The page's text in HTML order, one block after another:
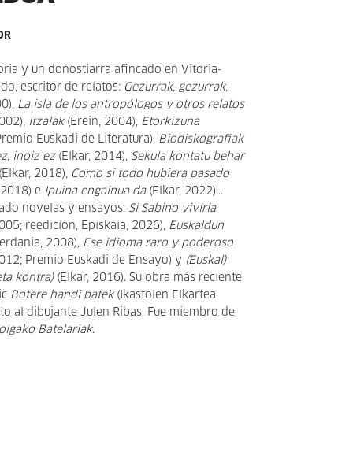
y un donostiarra afincado en Vitoria-
escritor de relatos: Gezurrak, gezurrak,
La isla de los antropólogos y otros relatos
Itzalak(Erein, 2004), Etorkizuna
Euskadi de Literatura), Biodiskografiak
inoiz ez(Elkar, 2014), Sekula kontatu behar
2018), Como si todo hubiera pasado
e Ipuina engainua da(Elkar, 2022)...
novelas y ensayos: Si Sabino viviría
reedición, Episkaia, 2026), Euskaldun
2008), Ese idioma raro y poderoso
Premio Euskadi de Ensayo) y (Euskal)
kontra)(Elkar, 2016). Su obra más reciente
Botere handi batek(Ikastolen Elkartea,
al dibujante Julen Ribas. Fue miembro de
Batelariak.